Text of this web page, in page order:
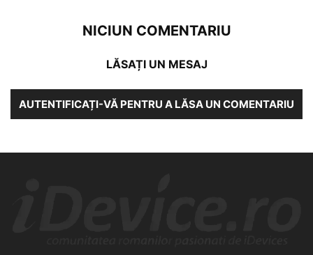
NICIUN COMENTARIU
LĂSAȚI UN MESAJ
AUTENTIFICAȚI-VĂ PENTRU A LĂSA UN COMENTARIU